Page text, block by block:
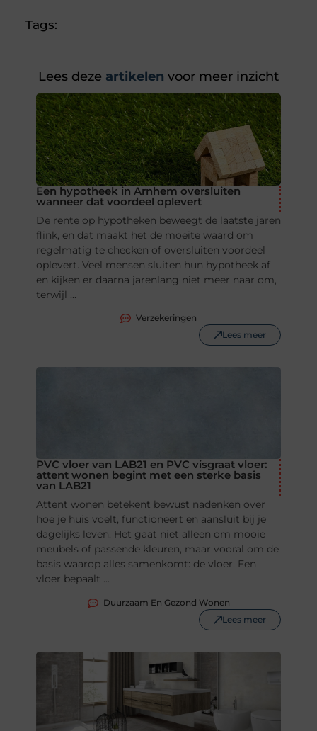
Tags:
Lees deze artikelen voor meer inzicht
Een hypotheek in Arnhem oversluiten
wanneer dat voordeel oplevert
De rente op hypotheken beweegt de laatste jaren
flink, en dat maakt het de moeite waard om
regelmatig te checken of oversluiten voordeel
oplevert. Veel mensen sluiten hun hypotheek af
en kijken er daarna jarenlang niet meer naar om,
terwijl ...
Verzekeringen
Lees meer
PVC vloer van LAB21 en PVC visgraat vloer:
attent wonen begint met een sterke basis
van LAB21
Attent wonen betekent bewust nadenken over
hoe je huis voelt, functioneert en aansluit bij je
dagelijks leven. Het gaat niet alleen om mooie
meubels of passende kleuren, maar vooral om de
basis waarop alles samenkomt: de vloer. Een
vloer bepaalt ...
Duurzaam En Gezond Wonen
Lees meer